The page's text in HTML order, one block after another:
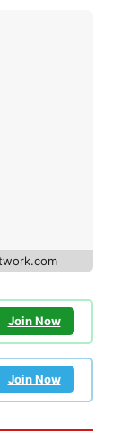
Join Now
Join Now